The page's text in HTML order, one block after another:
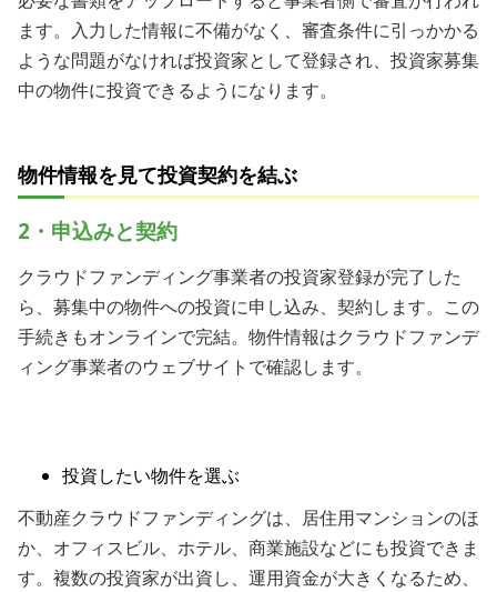
ます。入力した情報に不備がなく、審査条件に引っかかる
ような問題がなければ投資家として登録され、投資家募集
中の物件に投資できるようになります。
物件情報を見て投資契約を結ぶ
2・申込みと契約
クラウドファンディング事業者の投資家登録が完了した
ら、募集中の物件への投資に申し込み、契約します。この
手続きもオンラインで完結。物件情報はクラウドファンデ
ィング事業者のウェブサイトで確認します。
投資したい物件を選ぶ
不動産クラウドファンディングは、居住用マンションのほ
か、オフィスビル、ホテル、商業施設などにも投資できま
す。複数の投資家が出資し、運用資金が大きくなるため、